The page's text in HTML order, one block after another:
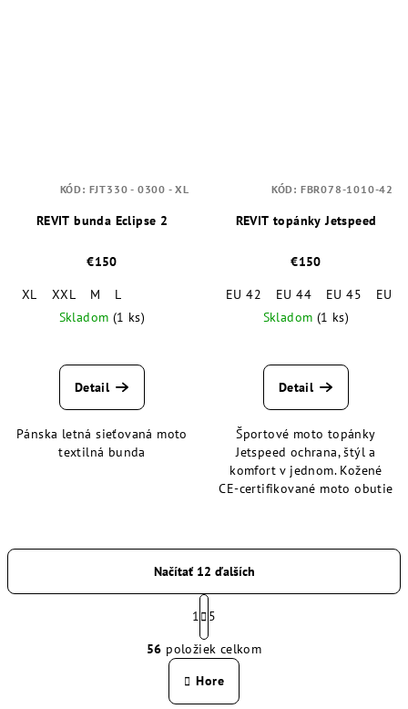
REVIT bunda Eclipse 2
€150
XL
XXL M
L
Skladom (1 ks)
Detail
Pánska letná sieťovaná moto
textilná bunda
KÓD: FJT330 - 0300 - XL
REVIT topánky Jetspeed
€150
EU 42
EU 44 EU 45
EU
Skladom (1 ks)
Detail
Športové moto topánky
Jetspeed ochrana, štýl a
komfort v jednom. Kožené
CE-certifikované moto obutie
KÓD: FBR078-1010-42
O
v
l
á
Načítať 12 ďalších
S
t
r
á
n
k
1
5
56 položiek celkom
Hore